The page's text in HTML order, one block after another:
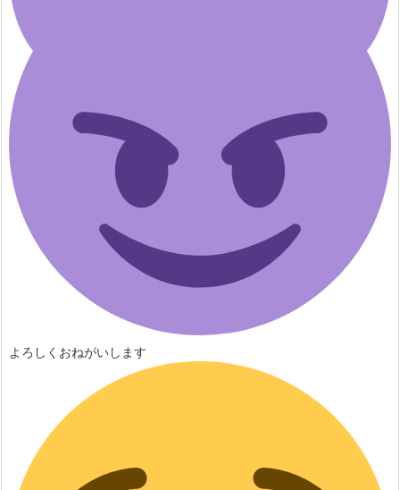
よろしくおねがいします